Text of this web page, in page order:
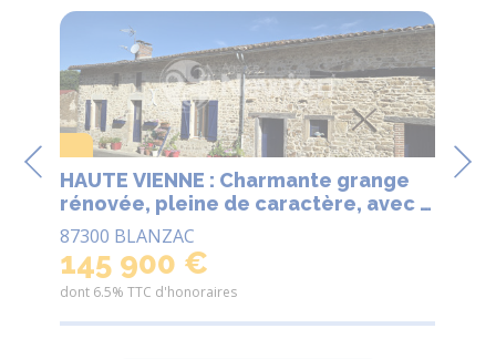
HAUTE VIENNE : Charmante grange
rénovée, pleine de caractère, avec 3
chambres, située dans un hameau
calme près de la ville historique de
Bellac
87300 BLANZAC
145 900 €
dont 6.5% TTC d'honoraires